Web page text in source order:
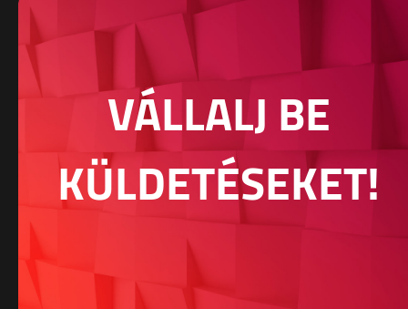
VÁLLALJ BE
KÜLDETÉSEKET!